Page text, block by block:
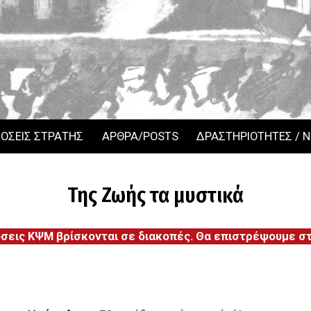
ΣΤΡΑΤΗΣ ΑΡΘΡΑ/POSTS ΔΡΑΣΤΗΡΙΟΤΗΤΕΣ /
Της Ζωής τα μυστικά
ΚΨΜ βρίσκονται σε διακοπές. Θα επιστρέψουμε